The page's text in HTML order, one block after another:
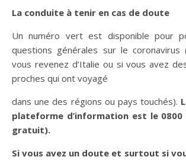
La conduite à tenir en cas de doute
Un numéro vert est disponible pour
questions générales sur le coronavirus
vous revenez d’Italie ou si vous avez
proches qui ont voyagé
dans une des régions ou pays touchés).
plateforme d’information est le 0800
gratuit).
Si vous avez un doute et surtout si